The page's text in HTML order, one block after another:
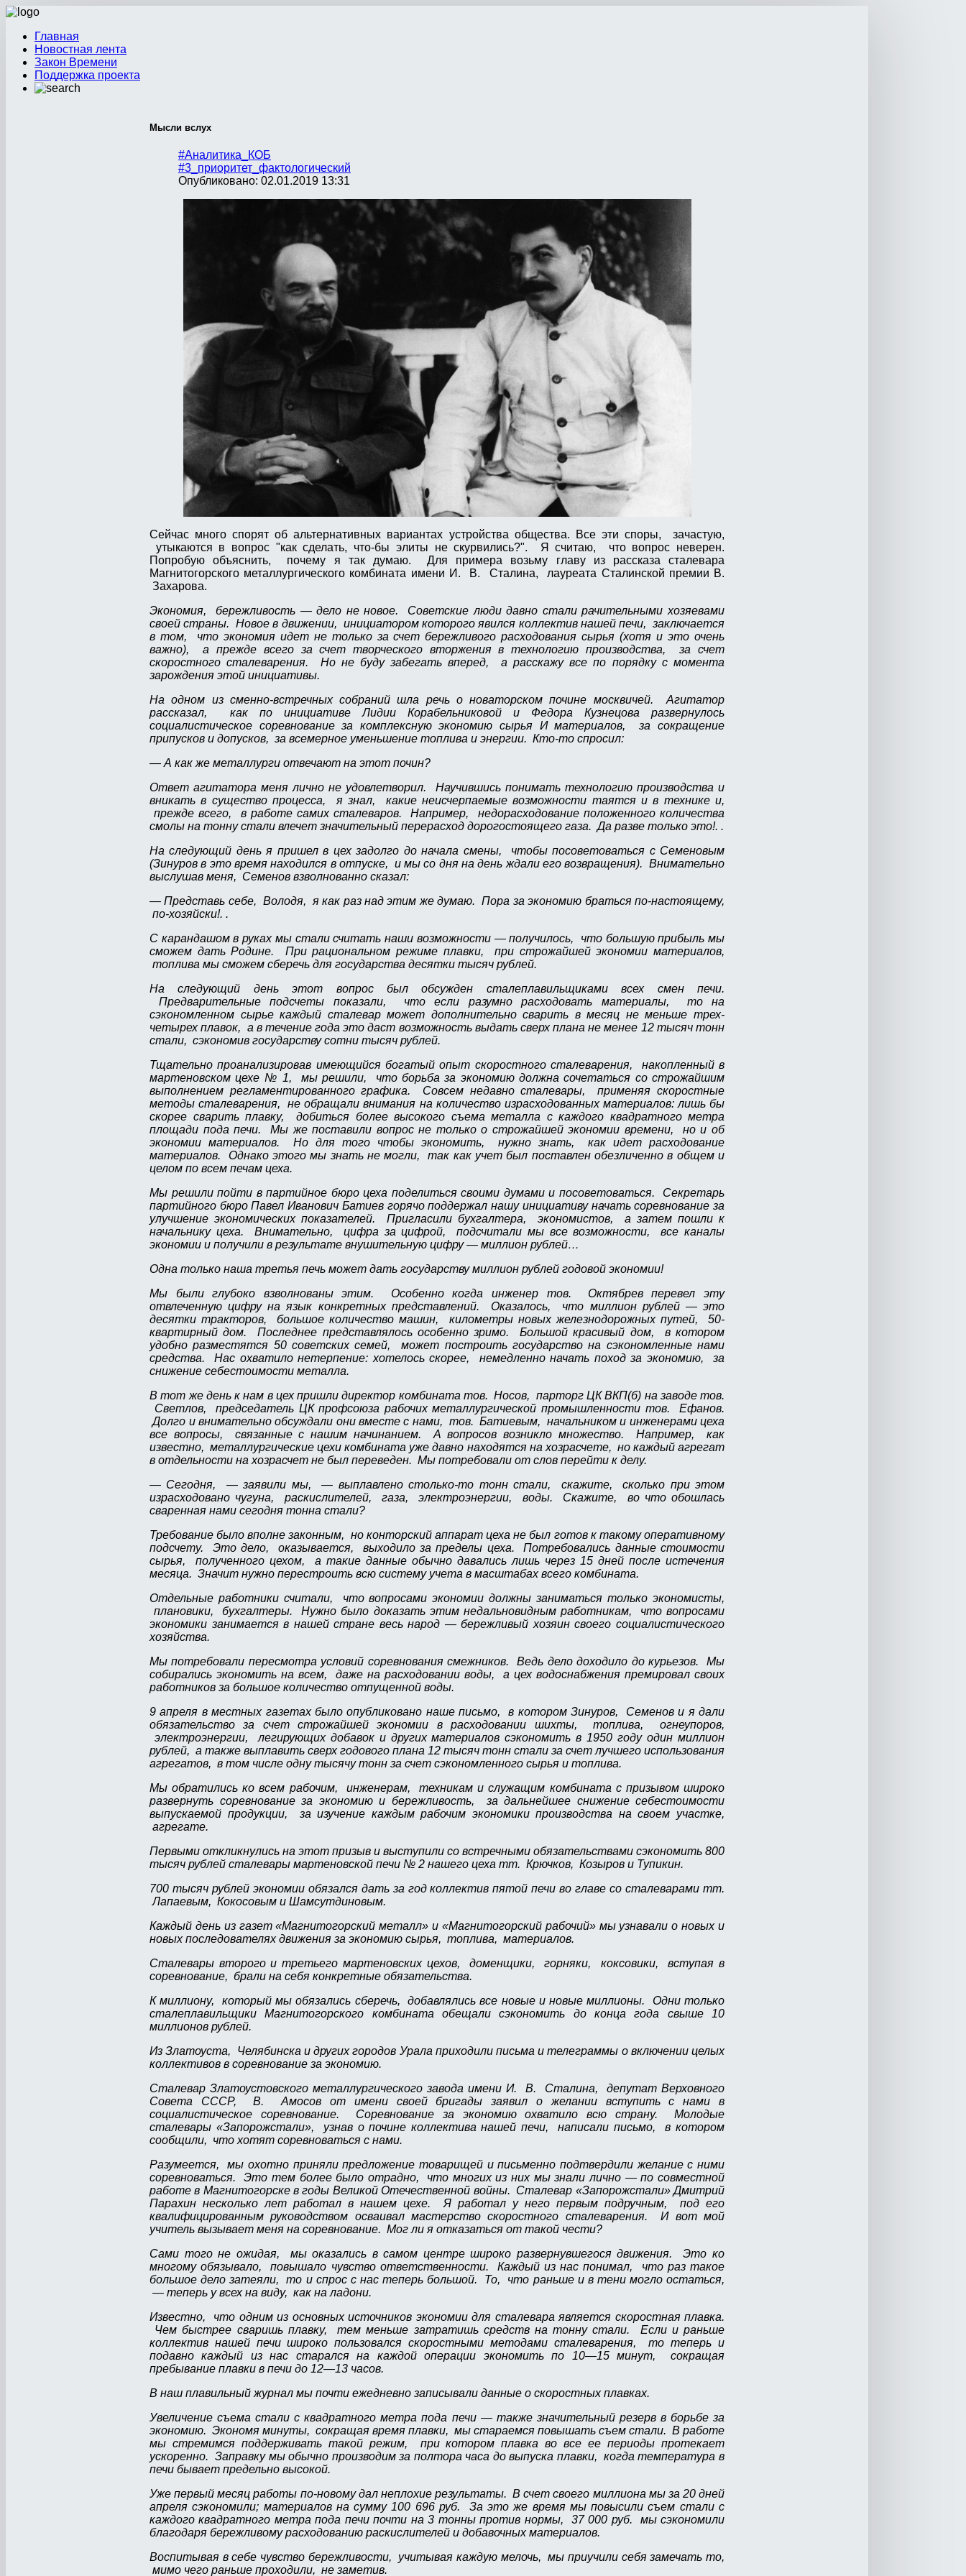
Главная
Новостная лента
Закон Времени
Поддержка проекта
Мысли вслух
#Аналитика_КОБ
#3_приоритет_фактологический
Опубликовано: 02.01.2019 13:31
Сейчас много спорят об альтернативных вариантах устройства общества. Все эти споры, зачастую,
утыкаются в вопрос "как сделать, что-бы элиты не скурвились?". Я считаю, что вопрос неверен.
Попробую объяснить, почему я так думаю. Для примера возьму главу из рассказа сталевара
Магнитогорского металлургического комбината имени И. В. Сталина, лауреата Сталинской премии В.
Захарова.
Экономия, бережливость — дело не новое. Советские люди давно стали рачительными хозяевами
своей страны. Новое в движении, инициатором которого явился коллектив нашей печи, заключается
в том, что экономия идет не только за счет бережливого расходования сырья (хотя и это очень
важно), а прежде всего за счет творческого вторжения в технологию производства, за счет
скоростного сталеварения. Но не буду забегать вперед, а расскажу все по порядку с момента
зарождения этой инициативы.
На одном из сменно-встречных собраний шла речь о новаторском почине москвичей. Агитатор
рассказал, как по инициативе Лидии Корабельниковой и Федора Кузнецова развернулось
социалистическое соревнование за комплексную экономию сырья И материалов, за сокращение
припусков и допусков, за всемерное уменьшение топлива и энергии. Кто-то спросил:
— А как же металлурги отвечают на этот почин?
Ответ агитатора меня лично не удовлетворил. Научившись понимать технологию производства и
вникать в существо процесса, я знал, какие неисчерпаемые возможности таятся и в технике и,
прежде всего, в работе самих сталеваров. Например, недорасходование положенного количества
смолы на тонну стали влечет значительный перерасход дорогостоящего газа. Да разве только это!. .
На следующий день я пришел в цех задолго до начала смены, чтобы посоветоваться с Семеновым
(Зинуров в это время находился в отпуске, и мы со дня на день ждали его возвращения). Внимательно
выслушав меня, Семенов взволнованно сказал:
— Представь себе, Володя, я как раз над этим же думаю. Пора за экономию браться по-настоящему,
по-хозяйски!. .
С карандашом в руках мы стали считать наши возможности — получилось, что большую прибыль мы
сможем дать Родине. При рациональном режиме плавки, при строжайшей экономии материалов,
топлива мы сможем сберечь для государства десятки тысяч рублей.
На следующий день этот вопрос был обсужден сталеплавильщиками всех смен печи.
Предварительные подсчеты показали, что если разумно расходовать материалы, то на
сэкономленном сырье каждый сталевар может дополнительно сварить в месяц не меньше трех-
четырех плавок, а в течение года это даст возможность выдать сверх плана не менее 12 тысяч тонн
стали, сэкономив государству сотни тысяч рублей.
Тщательно проанализировав имеющийся богатый опыт скоростного сталеварения, накопленный в
мартеновском цехе № 1, мы решили, что борьба за экономию должна сочетаться со строжайшим
выполнением регламентированного графика. Совсем недавно сталевары, применяя скоростные
методы сталеварения, не обращали внимания на количество израсходованных материалов: лишь бы
скорее сварить плавку, добиться более высокого съема металла с каждого квадратного метра
площади пода печи. Мы же поставили вопрос не только о строжайшей экономии времени, но и об
экономии материалов. Но для того чтобы экономить, нужно знать, как идет расходование
материалов. Однако этого мы знать не могли, так как учет был поставлен обезличенно в общем и
целом по всем печам цеха.
Мы решили пойти в партийное бюро цеха поделиться своими думами и посоветоваться. Секретарь
партийного бюро Павел Иванович Батиев горячо поддержал нашу инициативу начать соревнование за
улучшение экономических показателей. Пригласили бухгалтера, экономистов, а затем пошли к
начальнику цеха. Внимательно, цифра за цифрой, подсчитали мы все возможности, все каналы
экономии и получили в результате внушительную цифру — миллион рублей…
Одна только наша третья печь может дать государству миллион рублей годовой экономии!
Мы были глубоко взволнованы этим. Особенно когда инженер тов. Октябрев перевел эту
отвлеченную цифру на язык конкретных представлений. Оказалось, что миллион рублей — это
десятки тракторов, большое количество машин, километры новых железнодорожных путей, 50-
квартирный дом. Последнее представлялось особенно зримо. Большой красивый дом, в котором
удобно разместятся 50 советских семей, может построить государство на сэкономленные нами
средства. Нас охватило нетерпение: хотелось скорее, немедленно начать поход за экономию, за
снижение себестоимости металла.
В тот же день к нам в цех пришли директор комбината тов. Носов, парторг ЦК ВКП(б) на заводе тов.
Светлов, председатель ЦК профсоюза рабочих металлургической промышленности тов. Ефанов.
Долго и внимательно обсуждали они вместе с нами, тов. Батиевым, начальником и инженерами цеха
все вопросы, связанные с нашим начинанием. А вопросов возникло множество. Например, как
известно, металлургические цехи комбината уже давно находятся на хозрасчете, но каждый агрегат
в отдельности на хозрасчет не был переведен. Мы потребовали от слов перейти к делу.
— Сегодня, — заявили мы, — выплавлено столько-то тонн стали, скажите, сколько при этом
израсходовано чугуна, раскислителей, газа, электроэнергии, воды. Скажите, во что обошлась
сваренная нами сегодня тонна стали?
Требование было вполне законным, но конторский аппарат цеха не был готов к такому оперативному
подсчету. Это дело, оказывается, выходило за пределы цеха. Потребовались данные стоимости
сырья, полученного цехом, а такие данные обычно давались лишь через 15 дней после истечения
месяца. Значит нужно перестроить всю систему учета в масштабах всего комбината.
Отдельные работники считали, что вопросами экономии должны заниматься только экономисты,
плановики, бухгалтеры. Нужно было доказать этим недальновидным работникам, что вопросами
экономики занимается в нашей стране весь народ — бережливый хозяин своего социалистического
хозяйства.
Мы потребовали пересмотра условий соревнования смежников. Ведь дело доходило до курьезов. Мы
собирались экономить на всем, даже на расходовании воды, а цех водоснабжения премировал своих
работников за большое количество отпущенной воды.
9 апреля в местных газетах было опубликовано наше письмо, в котором Зинуров, Семенов и я дали
обязательство за счет строжайшей экономии в расходовании шихты, топлива, огнеупоров,
электроэнергии, легирующих добавок и других материалов сэкономить в 1950 году один миллион
рублей, а также выплавить сверх годового плана 12 тысяч тонн стали за счет лучшего использования
агрегатов, в том числе одну тысячу тонн за счет сэкономленного сырья и топлива.
Мы обратились ко всем рабочим, инженерам, техникам и служащим комбината с призывом широко
развернуть соревнование за экономию и бережливость, за дальнейшее снижение себестоимости
выпускаемой продукции, за изучение каждым рабочим экономики производства на своем участке,
агрегате.
Первыми откликнулись на этот призыв и выступили со встречными обязательствами сэкономить 800
тысяч рублей сталевары мартеновской печи № 2 нашего цеха тт. Крючков, Козыров и Тупикин.
700 тысяч рублей экономии обязался дать за год коллектив пятой печи во главе со сталеварами тт.
Лапаевым, Кокосовым и Шамсутдиновым.
Каждый день из газет «Магнитогорский металл» и «Магнитогорский рабочий» мы узнавали о новых и
новых последователях движения за экономию сырья, топлива, материалов.
Сталевары второго и третьего мартеновских цехов, доменщики, горняки, коксовики, вступая в
соревнование, брали на себя конкретные обязательства.
К миллиону, который мы обязались сберечь, добавлялись все новые и новые миллионы. Одни только
сталеплавильщики Магнитогорского комбината обещали сэкономить до конца года свыше 10
миллионов рублей.
Из Златоуста, Челябинска и других городов Урала приходили письма и телеграммы о включении целых
коллективов в соревнование за экономию.
Сталевар Златоустовского металлургического завода имени И. В. Сталина, депутат Верховного
Совета СССР, В. Амосов от имени своей бригады заявил о желании вступить с нами в
социалистическое соревнование. Соревнование за экономию охватило всю страну. Молодые
сталевары «Запорожстали», узнав о почине коллектива нашей печи, написали письмо, в котором
сообщили, что хотят соревноваться с нами.
Разумеется, мы охотно приняли предложение товарищей и письменно подтвердили желание с ними
соревноваться. Это тем более было отрадно, что многих из них мы знали лично — по совместной
работе в Магнитогорске в годы Великой Отечественной войны. Сталевар «Запорожстали» Дмитрий
Парахин несколько лет работал в нашем цехе. Я работал у него первым подручным, под его
квалифицированным руководством осваивал мастерство скоростного сталеварения. И вот мой
учитель вызывает меня на соревнование. Мог ли я отказаться от такой чести?
Сами того не ожидая, мы оказались в самом центре широко развернувшегося движения. Это ко
многому обязывало, повышало чувство ответственности. Каждый из нас понимал, что раз такое
большое дело затеяли, то и спрос с нас теперь большой. То, что раньше и в тени могло остаться,
— теперь у всех на виду, как на ладони.
Известно, что одним из основных источников экономии для сталевара является скоростная плавка.
Чем быстрее сваришь плавку, тем меньше затратишь средств на тонну стали. Если и раньше
коллектив нашей печи широко пользовался скоростными методами сталеварения, то теперь и
подавно каждый из нас старался на каждой операции экономить по 10—15 минут, сокращая
пребывание плавки в печи до 12—13 часов.
В наш плавильный журнал мы почти ежедневно записывали данные о скоростных плавках.
Увеличение съема стали с квадратного метра пода печи — также значительный резерв в борьбе за
экономию. Экономя минуты, сокращая время плавки, мы стараемся повышать съем стали. В работе
мы стремимся поддерживать такой режим, при котором плавка во все ее периоды протекает
ускоренно. Заправку мы обычно производим за полтора часа до выпуска плавки, когда температура в
печи бывает предельно высокой.
Уже первый месяц работы по-новому дал неплохие результаты. В счет своего миллиона мы за 20 дней
апреля сэкономили; материалов на сумму 100 696 руб. За это же время мы повысили съем стали с
каждого квадратного метра пода печи почти на 3 тонны против нормы, 37 000 руб. мы сэкономили
благодаря бережливому расходованию раскислителей и добавочных материалов.
Воспитывая в себе чувство бережливости, учитывая каждую мелочь, мы приучили себя замечать то,
мимо чего раньше проходили, не заметив.